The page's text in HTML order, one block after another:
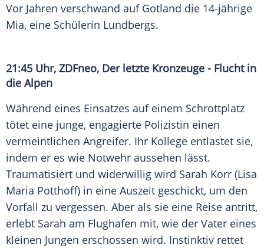
Vor Jahren verschwand auf Gotland die 14-jährige
Mia, eine Schülerin Lundbergs.
21:45 Uhr, ZDFneo, Der letzte Kronzeuge - Flucht in
die Alpen
Während eines Einsatzes auf einem Schrottplatz
tötet eine junge, engagierte Polizistin einen
vermeintlichen Angreifer. Ihr Kollege entlastet sie,
indem er es wie Notwehr aussehen lässt.
Traumatisiert und widerwillig wird Sarah Korr (Lisa
Maria Potthoff) in eine Auszeit geschickt, um den
Vorfall zu vergessen. Aber als sie eine Reise antritt,
erlebt Sarah am Flughafen mit, wie der Vater eines
kleinen Jungen erschossen wird. Instinktiv rettet